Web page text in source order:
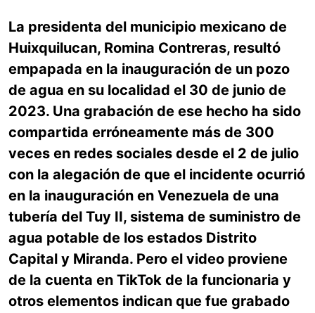
La presidenta del municipio mexicano de
Huixquilucan, Romina Contreras, resultó
empapada en la inauguración de un pozo
de agua en su localidad el 30 de junio de
2023. Una grabación de ese hecho ha sido
compartida erróneamente más de 300
veces en redes sociales desde el 2 de julio
con la alegación de que el incidente ocurrió
en la inauguración en Venezuela de una
tubería del Tuy II, sistema de suministro de
agua potable de los estados Distrito
Capital y Miranda. Pero el video proviene
de la cuenta en TikTok de la funcionaria y
otros elementos indican que fue grabado